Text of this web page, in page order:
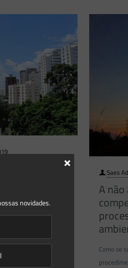
atividades ou
ambientais,
ou capazes de causar
Saes
A
Como se
novidades.
×